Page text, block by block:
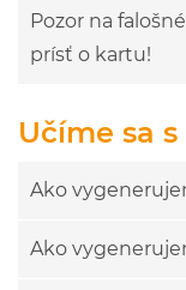
Pozor na
prísť o kartu!
Učíme sa
Ako
Ako